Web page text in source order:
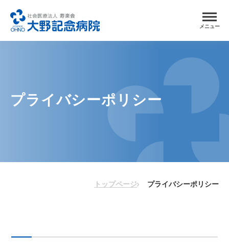
メニュー
プライバシーポリシー
トップページ プライバシーポリシー